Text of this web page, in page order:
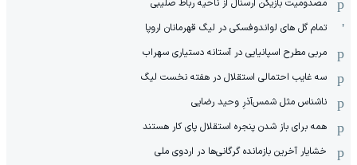
مصدومیت بازیکن آرسنال از ناحیه رباط صلیبی
تمام گل های لواندوفسکی در لیگ قهرمانان اروپا
مربی مطرح اسپانیایی در آستانه دستیاری سهراب
سه غایب احتمالی استقلال در هفته نخست لیگ
ناشناس مثل شمس‌آذرِ وحید رضایی
همه برای باز شدن پنجره استقلال پای کار هستند
خشایار آخرین بازمانده گرگانی‌ها در اردوی ملی